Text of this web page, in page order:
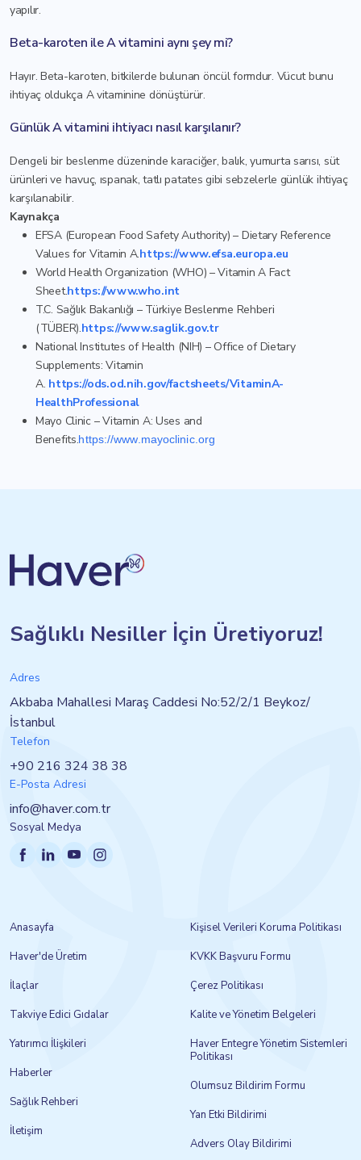
yapılır.
Beta-karoten ile A vitamini aynı şey mi?
Hayır. Beta-karoten, bitkilerde bulunan öncül formdur. Vücut bunu
ihtiyaç oldukça A vitaminine dönüştürür.
Günlük A vitamini ihtiyacı nasıl karşılanır?
Dengeli bir beslenme düzeninde karaciğer, balık, yumurta sarısı, süt
ürünleri ve havuç, ıspanak, tatlı patates gibi sebzelerle günlük ihtiyaç
karşılanabilir.
Kaynakça
EFSA (European Food Safety Authority) – Dietary Reference
Values for Vitamin A.https://www.efsa.europa.eu
World Health Organization (WHO) – Vitamin A Fact
Sheet.https://www.who.int
T.C. Sağlık Bakanlığı – Türkiye Beslenme Rehberi
(TÜBER).https://www.saglik.gov.tr
National Institutes of Health (NIH) – Office of Dietary
Supplements: Vitamin
A. https://ods.od.nih.gov/factsheets/VitaminA-
HealthProfessional
Mayo Clinic – Vitamin A: Uses and
Benefits.https://www.mayoclinic.org
Sağlıklı Nesiller İçin Üretiyoruz!
Adres
Akbaba Mahallesi Maraş Caddesi No:52/2/1 Beykoz/
İstanbul
Telefon
+90 216 324 38 38
E-Posta Adresi
info@haver.com.tr
Sosyal Medya
Anasayfa
Haver'de Üretim
İlaçlar
Takviye Edici Gıdalar
Yatırımcı İlişkileri
Haberler
Sağlık Rehberi
İletişim
Kişisel Verileri Koruma Politikası
KVKK Başvuru Formu
Çerez Politikası
Kalite ve Yönetim Belgeleri
Haver Entegre Yönetim Sistemleri
Politikası
Olumsuz Bildirim Formu
Yan Etki Bildirimi
Advers Olay Bildirimi